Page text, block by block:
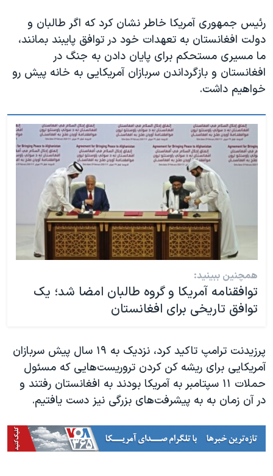
همایش محافظه‌کاران آمریکا «سی‌پک»
صفحه‌های ویژه
سفر پرزیدنت ترامپ به چین
رئیس جمهوری آمریکا خاطر نشان کرد که اگر طالبان و
دولت افغانستان به تعهدات خود در توافق پایبند بمانند،
ما مسیری مستحکم برای پایان دادن به جنگ در
افغانستان و بازگرداندن سربازان آمریکایی به خانه پیش رو
خواهیم داشت.
همچنین ببینید:
توافقنامه آمریکا و گروه طالبان امضا شد؛ یک
توافق تاریخی برای افغانستان
پرزیدنت ترامپ تاکید کرد، نزدیک به ۱۹ سال پیش سربازان
آمریکایی برای ریشه کن کردن تروریست‌هایی که مسئول
حملات ۱۱ سپتامبر به آمریکا بودند به افغانستان رفتند و
در آن زمان به به پیشرفت‌های بزرگی نیز دست یافتیم.